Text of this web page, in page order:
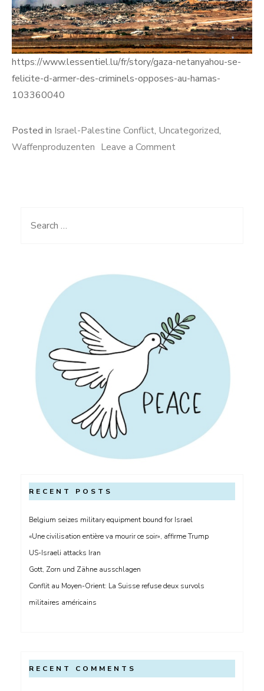
https://www.lessentiel.lu/fr/story/gaza-netanyahou-se-
felicite-d-armer-des-criminels-opposes-au-hamas-
103360040
Posted in Israel-Palestine Conflict, Uncategorized,
Waffenproduzenten Leave a Commenton
Hamas
Search
RECENT POSTS
Belgium seizes military equipment bound for Israel
«Une civilisation entière va mourir ce soir», affirme Trump
US-Israeli attacks Iran
Gott, Zorn und Zähne ausschlagen
Conflit au Moyen-Orient: La Suisse refuse deux survols
militaires américains
RECENT COMMENTS